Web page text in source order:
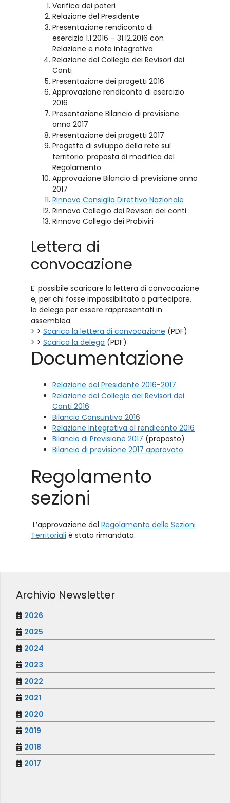
Verifica dei poteri
Relazione del Presidente
Presentazione rendiconto di
esercizio 1.1.2016 – 31.12.2016 con
Relazione e nota integrativa
Relazione del Collegio dei Revisori dei
Conti
Presentazione dei progetti 2016
Approvazione rendiconto di esercizio
2016
Presentazione Bilancio di previsione
anno 2017
Presentazione dei progetti 2017
Progetto di sviluppo della rete sul
territorio: proposta di modifica del
Regolamento
Approvazione Bilancio di previsione anno
2017
Rinnovo Consiglio Direttivo Nazionale
Rinnovo Collegio dei Revisori dei conti
Rinnovo Collegio dei Probiviri
Lettera di
convocazione
E’ possibile scaricare la lettera di convocazione
e, per chi fosse impossibilitato a partecipare,
la delega per essere rappresentati in
assemblea.
> > Scarica la lettera di convocazione (PDF)
> > Scarica la delega (PDF)
Documentazione
Relazione del Presidente 2016-2017
Relazione del Collegio dei Revisori dei
Conti 2016
Bilancio Consuntivo 2016
Relazione Integrativa al rendiconto 2016
Bilancio di Previsione 2017 (proposto)
Bilancio di previsione 2017 approvato
Regolamento
sezioni
L’approvazione del Regolamento delle Sezioni
Territoriali è stata rimandata.
Archivio Newsletter
2026
2025
2024
2023
2022
2021
2020
2019
2018
2017